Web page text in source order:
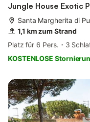
Jungle House Exotic
Santa Margherita di
1,1 km zum Strand
Platz für 6 Pers.
3
KOSTENLOSE